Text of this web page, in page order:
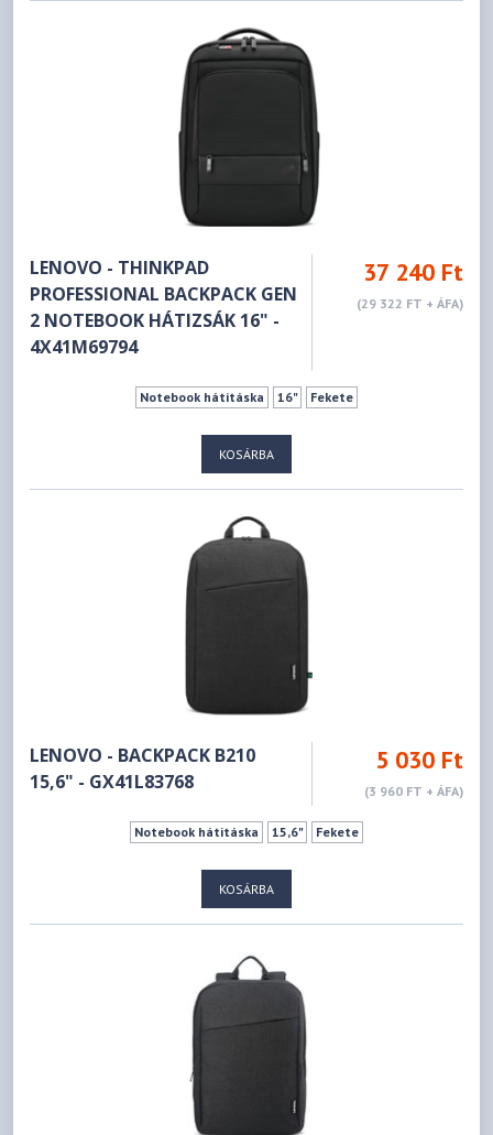
LENOVO - THINKPAD
PROFESSIONAL BACKPACK GEN
2 NOTEBOOK HÁTIZSÁK 16" -
4X41M69794
37 240 Ft
(29 322 FT + ÁFA)
Notebook hátitáska 16" Fekete
KOSÁRBA
LENOVO - BACKPACK B210
15,6" - GX41L83768
5 030 Ft
(3 960 FT + ÁFA)
Notebook hátitáska 15,6" Fekete
KOSÁRBA